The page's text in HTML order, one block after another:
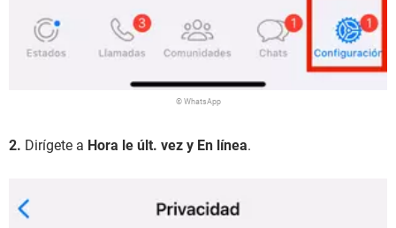
© WhatsApp
2. Dirígete a Hora le últ. vez y En línea.